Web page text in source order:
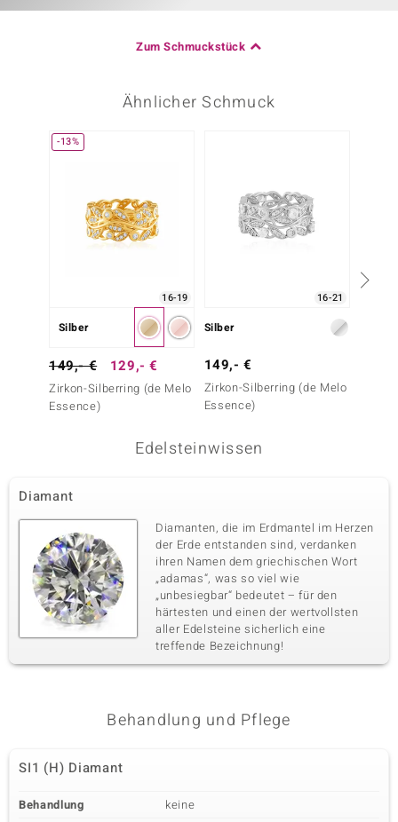
Zum Schmuckstück
Ähnlicher Schmuck
-13%
16-19
Silber
149,- € 129,- €
Zirkon-Silberring (de Melo
Essence)
16-21
Silber
149,- €
Zirkon-Silberring (de Melo
Essence)
Edelsteinwissen
Diamant
Diamanten, die im Erdmantel im Herzen
der Erde entstanden sind, verdanken
ihren Namen dem griechischen Wort
„adamas“, was so viel wie
„unbesiegbar“ bedeutet – für den
härtesten und einen der wertvollsten
aller Edelsteine sicherlich eine
treffende Bezeichnung!
Behandlung und Pflege
SI1 (H) Diamant
Behandlung
keine